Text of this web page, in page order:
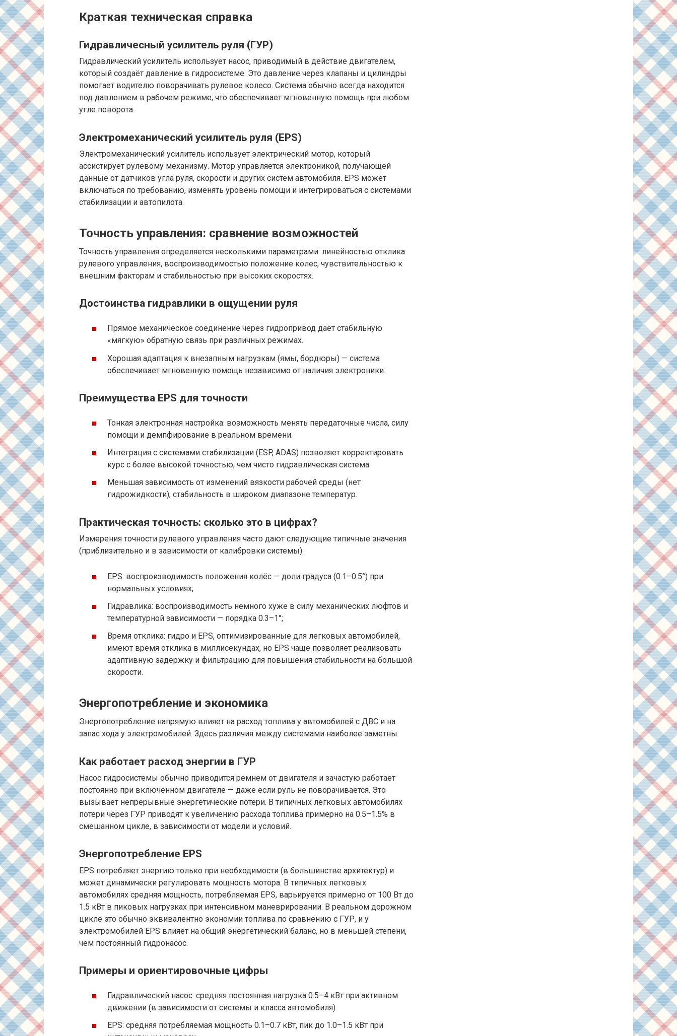
Краткая техническая справка
Гидравличесный усилитель руля (ГУР)
Гидравлический усилитель использует насос, приводимый в действие двигателем,
который создаёт давление в гидросистеме. Это давление через клапаны и цилиндры
помогает водителю поворачивать рулевое колесо. Система обычно всегда находится
под давлением в рабочем режиме, что обеспечивает мгновенную помощь при любом
угле поворота.
Электромеханический усилитель руля (EPS)
Электромеханический усилитель использует электрический мотор, который
ассистирует рулевому механизму. Мотор управляется электроникой, получающей
данные от датчиков угла руля, скорости и других систем автомобиля. EPS может
включаться по требованию, изменять уровень помощи и интегрироваться с системами
стабилизации и автопилота.
Точность управления: сравнение возможностей
Точность управления определяется несколькими параметрами: линейностью отклика
рулевого управления, воспроизводимостью положение колес, чувствительностью к
внешним факторам и стабильностью при высоких скоростях.
Достоинства гидравлики в ощущении руля
Прямое механическое соединение через гидропривод даёт стабильную
«мягкую» обратную связь при различных режимах.
Хорошая адаптация к внезапным нагрузкам (ямы, бордюры) — система
обеспечивает мгновенную помощь независимо от наличия электроники.
Преимущества EPS для точности
Тонкая электронная настройка: возможность менять передаточные числа, силу
помощи и демпфирование в реальном времени.
Интеграция с системами стабилизации (ESP, ADAS) позволяет корректировать
курс с более высокой точностью, чем чисто гидравлическая система.
Меньшая зависимость от изменений вязкости рабочей среды (нет
гидрожидкости), стабильность в широком диапазоне температур.
Практическая точность: сколько это в цифрах?
Измерения точности рулевого управления часто дают следующие типичные значения
(приблизительно и в зависимости от калибровки системы):
EPS: воспроизводимость положения колёс — доли градуса (0.1–0.5°) при
нормальных условиях;
Гидравлика: воспроизводимость немного хуже в силу механических люфтов и
температурной зависимости — порядка 0.3–1°;
Время отклика: гидро и EPS, оптимизированные для легковых автомобилей,
имеют время отклика в миллисекундах, но EPS чаще позволяет реализовать
адаптивную задержку и фильтрацию для повышения стабильности на большой
скорости.
Энергопотребление и экономика
Энергопотребление напрямую влияет на расход топлива у автомобилей с ДВС и на
запас хода у электромобилей. Здесь различия между системами наиболее заметны.
Как работает расход энергии в ГУР
Насос гидросистемы обычно приводится ремнём от двигателя и зачастую работает
постоянно при включённом двигателе — даже если руль не поворачивается. Это
вызывает непрерывные энергетические потери. В типичных легковых автомобилях
потери через ГУР приводят к увеличению расхода топлива примерно на 0.5–1.5% в
смешанном цикле, в зависимости от модели и условий.
Энергопотребление EPS
EPS потребляет энергию только при необходимости (в большинстве архитектур) и
может динамически регулировать мощность мотора. В типичных легковых
автомобилях средняя мощность, потребляемая EPS, варьируется примерно от 100 Вт до
1.5 кВт в пиковых нагрузках при интенсивном маневрировании. В реальном дорожном
цикле это обычно эквивалентно экономии топлива по сравнению с ГУР, и у
электромобилей EPS влияет на общий энергетический баланс, но в меньшей степени,
чем постоянный гидронасос.
Примеры и ориентировочные цифры
Гидравлический насос: средняя постоянная нагрузка 0.5–4 кВт при активном
движении (в зависимости от системы и класса автомобиля).
EPS: средняя потребляемая мощность 0.1–0.7 кВт, пик до 1.0–1.5 кВт при